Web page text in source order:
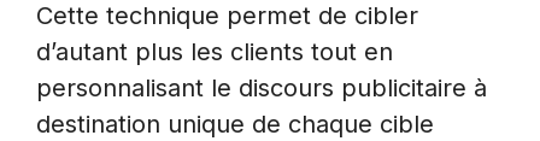
Cette technique permet de cibler
d’autant plus les clients tout en
personnalisant le discours publicitaire à
destination unique de chaque cible